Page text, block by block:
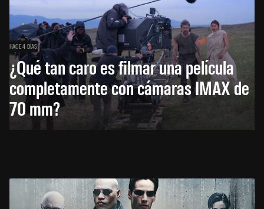
HACE 4 DÍAS
¿Qué tan caro es filmar una película
completamente con cámaras IMAX de
70 mm?